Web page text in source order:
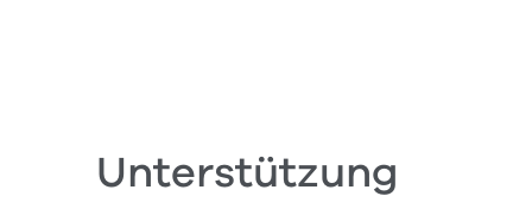
Unterstützung